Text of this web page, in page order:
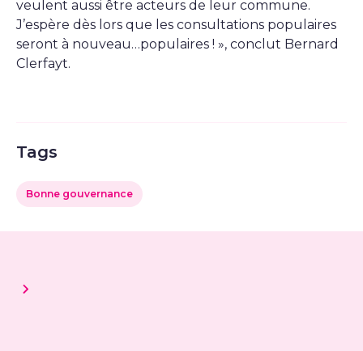
veulent aussi être acteurs de leur commune.
J’espère dès lors que les consultations populaires
seront à nouveau…populaires ! », conclut Bernard
Clerfayt.
Tags
Bonne gouvernance